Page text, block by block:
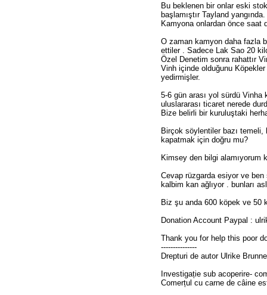
Bu beklenen bir onlar eski
başlamıştır Tayland
Kamyona onlardan önce saat
O zaman kamyon daha fazla
ettiler . Sadece Lak Sao 20
Özel Denetim sonra rahattır
Vinh içinde olduğunu
yedirmişler.
5-6 gün arası yol sürdü Vinha
uluslararası ticaret nerede
Bize belirli bir kuruluştaki
Birçok söylentiler bazı
kapatmak için doğru mu?
Kimsey den bilgi alamıyorum
Cevap rüzgarda esiyor ve ben
kalbim kan ağlıyor . bunları
Biz şu anda 600 köpek ve 50
Donation Account Paypal :
Thank you for help this poor
---------------
Drepturi de autor Ulrike
Investigație sub acoperire-
Comerțul cu carne de câine